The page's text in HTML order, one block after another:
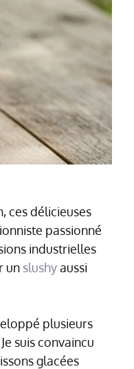
ces délicieuses
passionné
industrielles
un slushyaussi
plusieurs
suis convaincu
glacées